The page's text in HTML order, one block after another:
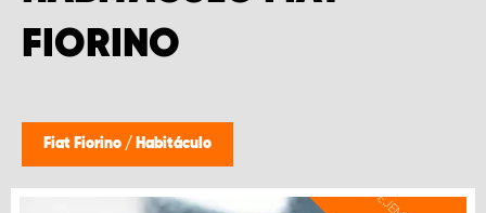
FIORINO
Fiat Fiorino / Habitáculo